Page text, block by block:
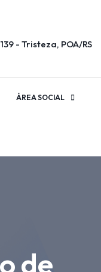
- Tristeza, POA/RS
ÁREA SOCIAL
de